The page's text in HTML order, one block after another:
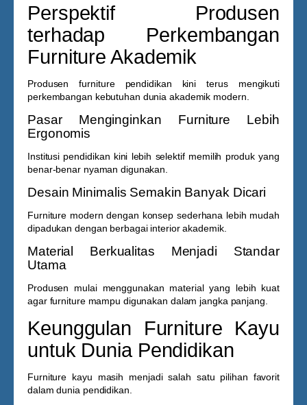
Perspektif Produsen
terhadap Perkembangan
Furniture Akademik
Produsen furniture pendidikan kini terus mengikuti
perkembangan kebutuhan dunia akademik modern.
Pasar Menginginkan Furniture Lebih
Ergonomis
Institusi pendidikan kini lebih selektif memilih produk yang
benar-benar nyaman digunakan.
Desain Minimalis Semakin Banyak Dicari
Furniture modern dengan konsep sederhana lebih mudah
dipadukan dengan berbagai interior akademik.
Material Berkualitas Menjadi Standar
Utama
Produsen mulai menggunakan material yang lebih kuat
agar furniture mampu digunakan dalam jangka panjang.
Keunggulan Furniture Kayu
untuk Dunia Pendidikan
Furniture kayu masih menjadi salah satu pilihan favorit
dalam dunia pendidikan.